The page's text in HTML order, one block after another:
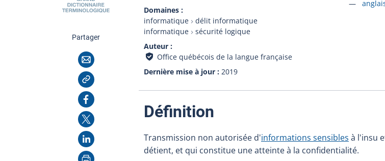
Domaines
informatique
délit informatique
informatique
sécurité logique
Auteur
Office québécois de la langue française
Dernière mise à jour
2019
Partagercette page
Courriel
Copier l'adresse
Facebook
X
LinkedIn
Imprimer
Définition
Transmission non autorisée d'informations sensibles à l'insu
détient, et qui constitue une atteinte à la confidentialité.